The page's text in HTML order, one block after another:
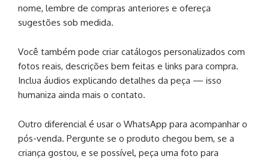
nome, lembre de compras anteriores e ofereça
sugestões sob medida.
Você também pode criar catálogos personalizados com
fotos reais, descrições bem feitas e links para compra.
Inclua áudios explicando detalhes da peça — isso
humaniza ainda mais o contato.
Outro diferencial é usar o WhatsApp para acompanhar o
pós-venda. Pergunte se o produto chegou bem, se a
criança gostou, e se possível, peça uma foto para